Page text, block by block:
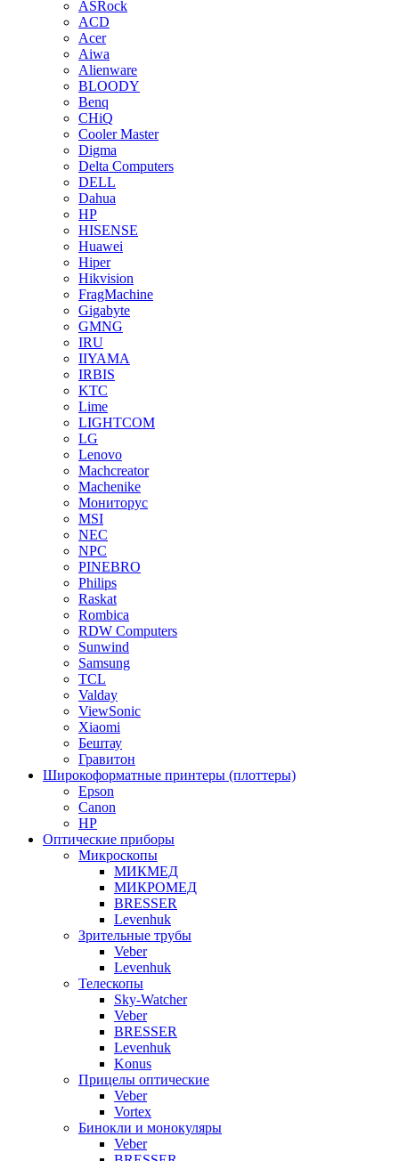
ASRock
ACD
Acer
Aiwa
Alienware
BLOODY
Benq
CHiQ
Cooler Master
Digma
Delta Computers
DELL
Dahua
HP
HISENSE
Huawei
Hiper
Hikvision
FragMachine
Gigabyte
GMNG
IRU
IIYAMA
IRBIS
KTC
Lime
LIGHTCOM
LG
Lenovo
Machcreator
Machenike
Мониторус
MSI
NEC
NPC
PINEBRO
Philips
Raskat
Rombica
RDW Computers
Sunwind
Samsung
TCL
Valday
ViewSonic
Xiaomi
Бештау
Гравитон
Широкоформатные принтеры (плоттеры)
Epson
Canon
HP
Оптические приборы
Микроскопы
МИКМЕД
МИКРОМЕД
BRESSER
Levenhuk
Зрительные трубы
Veber
Levenhuk
Телескопы
Sky-Watcher
Veber
BRESSER
Levenhuk
Konus
Прицелы оптические
Veber
Vortex
Бинокли и монокуляры
Veber